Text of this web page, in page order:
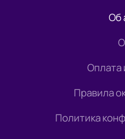
Об
Оплата
Правила
Политика